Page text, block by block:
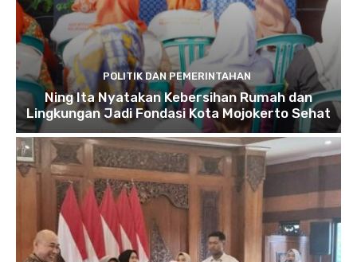
POLITIK DAN PEMERINTAHAN
Ning Ita Nyatakan Kebersihan Rumah dan
Lingkungan Jadi Fondasi Kota Mojokerto Sehat